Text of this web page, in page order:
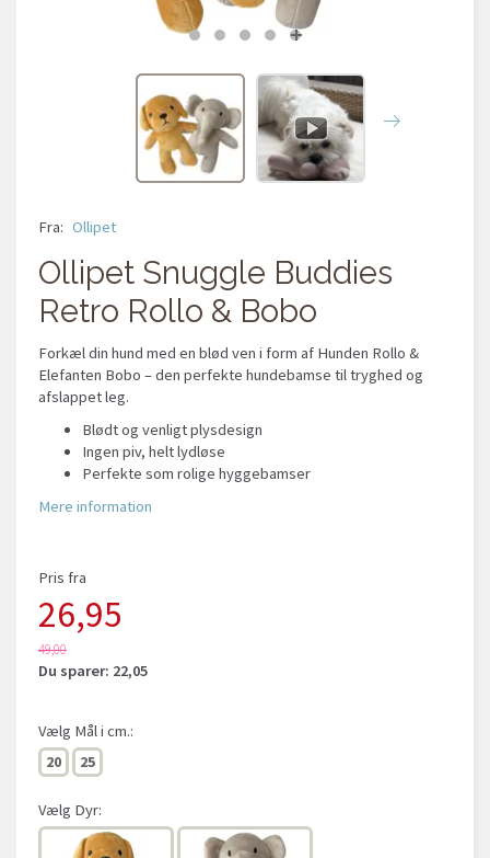
Fra: Ollipet
Ollipet Snuggle Buddies
Retro Rollo & Bobo
Forkæl din hund med en blød ven i form af Hunden Rollo &
Elefanten Bobo – den perfekte hundebamse til tryghed og
afslappet leg.
Blødt og venligt plysdesign
Ingen piv, helt lydløse
Perfekte som rolige hyggebamser
Mere information
Pris fra
26,95
49,00
Du sparer: 22,05
Vælg Mål i cm.:
20
25
Vælg Dyr: